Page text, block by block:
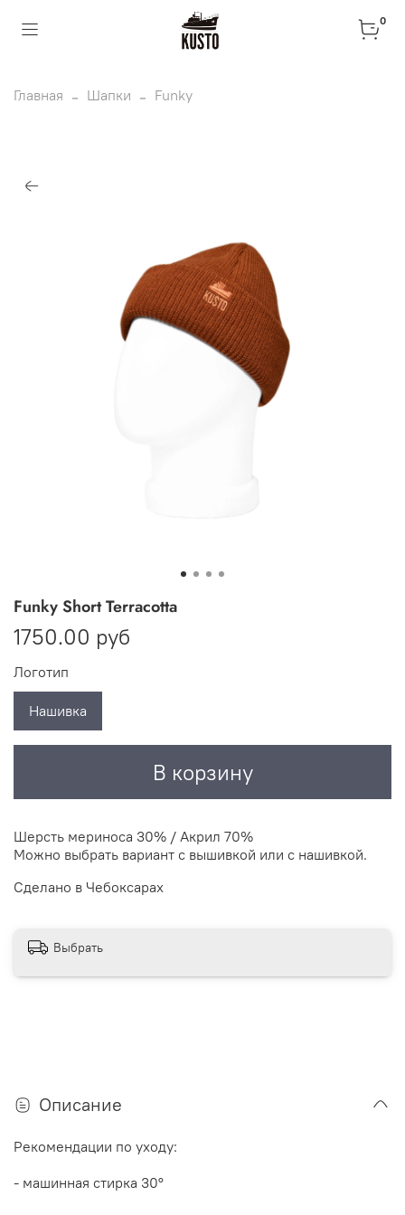
0
Главная Шапки Funky
Funky Short Terracotta
1750.00 руб
В корзину
Логотип
Нашивка
Шерсть мериноса 30% / Акрил 70%
Можно выбрать вариант с вышивкой или с нашивкой.
Сделано в Чебоксарах
Выбрать
Описание
Рекомендации по уходу:
- машинная стирка 30°